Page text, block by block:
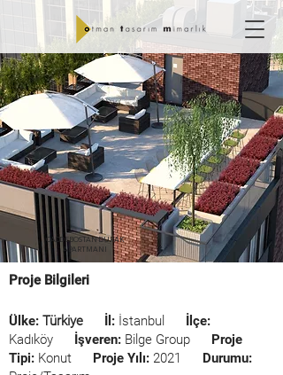
CADDEBOSTAN DURAK
APARTMANI
Proje Bilgileri
Ülke: Türkiye İl: İstanbul İlçe:
Kadıköy İşveren: Bilge Group Proje
Tipi: Konut Proje Yılı: 2021 Durumu: